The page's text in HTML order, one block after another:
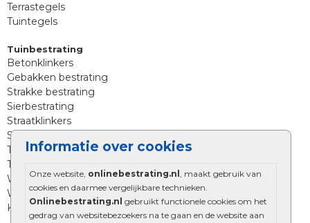
Informatie over cookies
Onze website, onlinebestrating.nl , maakt gebruik van
cookies en daarmee vergelijkbare technieken.
Onlinebestrating.nl gebruikt functionele cookies om het
gedrag van websitebezoekers na te gaan en de website aan
Terrastegels
Tuintegels
Tuinbestrating
Betonklinkers
Gebakken bestrating
Strakke bestrating
Sierbestrating
Straatklinkers
Straatstenen
Trommelstenen
Tuinstenen
Waalformaat
Wildverband bestrating
Kingstones